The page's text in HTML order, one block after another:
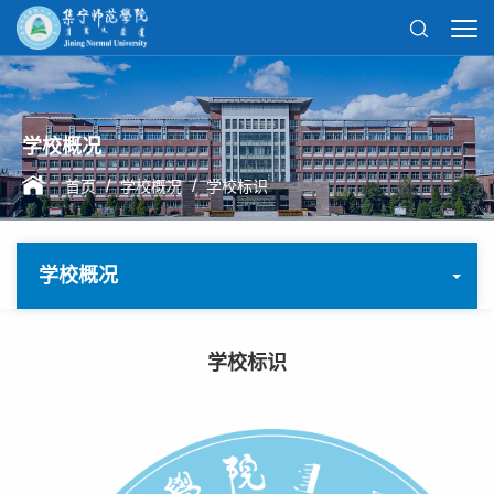
学校概况
首页 / 学校概况 / 学校标识
学校概况
学校标识